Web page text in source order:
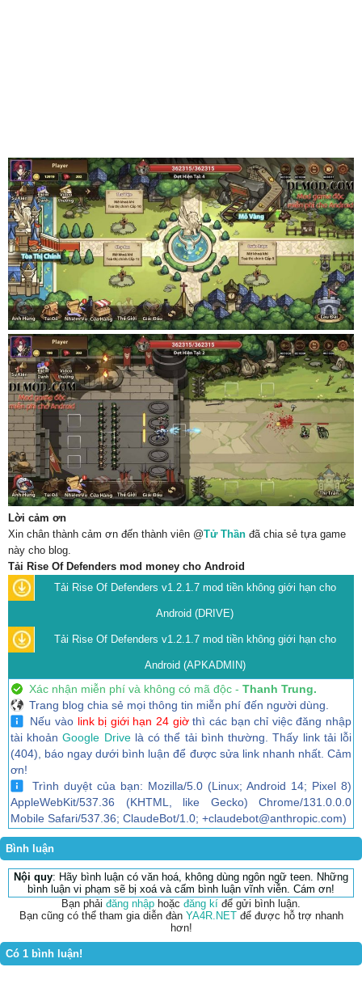
Lời cảm ơn
Xin chân thành cảm ơn đến thành viên @Tử Thần đã chia sẻ tựa game
này cho blog.
Tải Rise Of Defenders mod money cho Android
Tải Rise Of Defenders v1.2.1.7 mod tiền không giới hạn cho
Android (DRIVE)
Tải Rise Of Defenders v1.2.1.7 mod tiền không giới hạn cho
Android (APKADMIN)
Xác nhận miễn phí và không có mã độc - Thanh Trung.
Trang blog chia sẻ mọi thông tin miễn phí đến người dùng.
Nếu vào link bị giới hạn 24 giờthì các bạn chỉ việc đăng nhập
tài khoảnGoogle Drivelà có thể tải bình thường. Thấy link tải lỗi
(404), báo ngay dưới bình luận để được sửa link nhanh nhất. Cảm
ơn!
Trình duyệt của bạn: Mozilla/5.0 (Linux; Android 14; Pixel 8)
AppleWebKit/537.36 (KHTML, like Gecko) Chrome/131.0.0.0
Mobile Safari/537.36; ClaudeBot/1.0; +claudebot@anthropic.com)
Bình luận
Nội quy: Hãy bình luận có văn hoá, không dùng ngôn ngữ teen. Những
bình luận vi phạm sẽ bị xoá và cấm bình luận vĩnh viễn. Cám ơn!
Bạn phải đăng nhập hoặc đăng kí để gửi bình luận.
Bạn cũng có thể tham gia diễn đàn YA4R.NETđể được hỗ trợ nhanh
hơn!
Có 1 bình luận!